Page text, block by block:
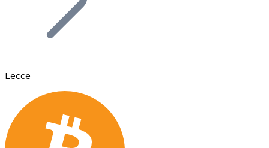
Ethereum
Lecce